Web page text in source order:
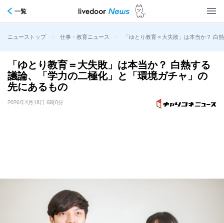
一覧
ニューストップ > 仕事・教育ニュース > 「ゆとり教育＝大失敗」は本当か？ 白
「ゆとり教育＝大失敗」は本当か？ 白熱する
議論、「学力の二極化」と「環境ガチャ」の
先にあるもの
2026年4月18日 6時0分